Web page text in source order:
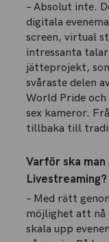
– Absolut inte.
digitala
screen, virtual
intressanta
jätteprojekt,
svåraste delen
World Pride
sex kameror.
tillbaka till
Varför ska
Livestreaming?
– Med rätt
möjlighet att nå
skala upp